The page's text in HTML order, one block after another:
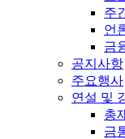
주
언
금
공지사항
주요행사
연설 및
총
금